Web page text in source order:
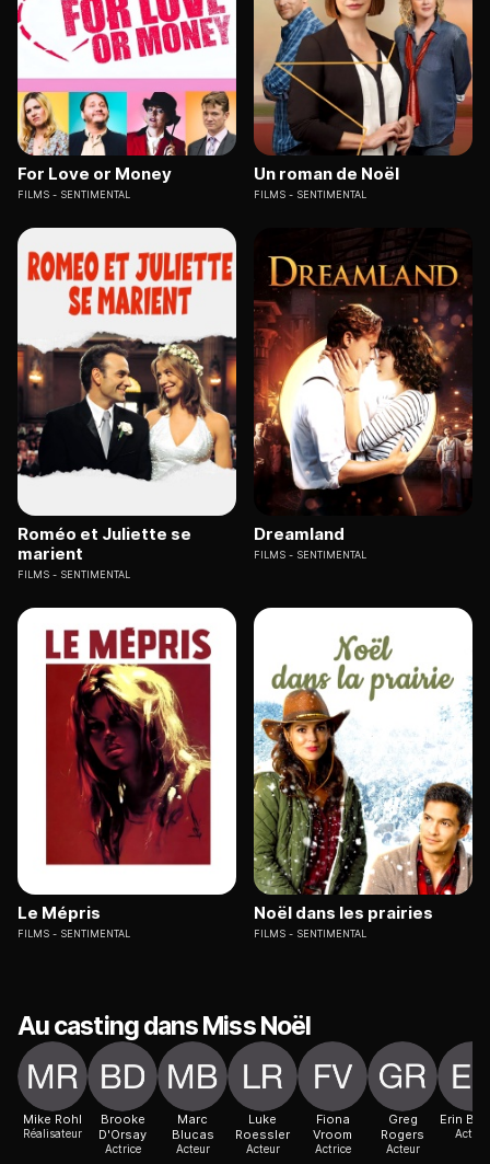
For Love or Money
FILMS SENTIMENTAL
Un roman de Noël
FILMS SENTIMENTAL
Roméo et Juliette se
marient
FILMS SENTIMENTAL
Dreamland
FILMS SENTIMENTAL
Le Mépris
FILMS SENTIMENTAL
Noël dans les prairies
FILMS SENTIMENTAL
Au casting dans Miss Noël
Mike Rohl
Réalisateur
Brooke
D'Orsay
Actrice
Marc
Blucas
Acteur
Luke
Roessler
Acteur
Fiona
Vroom
Actrice
Greg
Rogers
Acteur
Erin
Actrice